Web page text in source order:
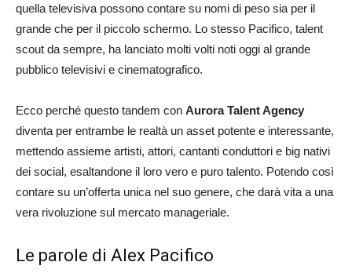
quella televisiva possono contare su nomi di peso sia per il
grande che per il piccolo schermo. Lo stesso Pacifico, talent
scout da sempre, ha lanciato molti volti noti oggi al grande
pubblico televisivi e cinematografico.
Ecco perché questo tandem con Aurora Talent Agency
diventa per entrambe le realtà un asset potente e interessante,
mettendo assieme artisti, attori, cantanti conduttori e big nativi
dei social, esaltandone il loro vero e puro talento. Potendo così
contare su un’offerta unica nel suo genere, che darà vita a una
vera rivoluzione sul mercato manageriale.
Le parole di Alex Pacifico